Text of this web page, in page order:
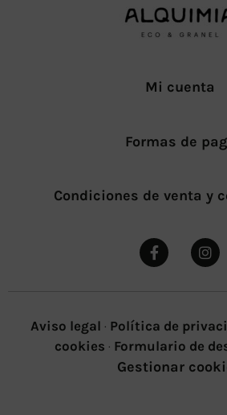
Mi cuenta
Formas de
Condiciones de venta y
Aviso legal · Política de
cookies · Formulario de
Gestionar